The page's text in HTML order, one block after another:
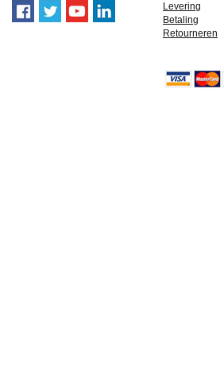
Levering
Betaling
Retourneren